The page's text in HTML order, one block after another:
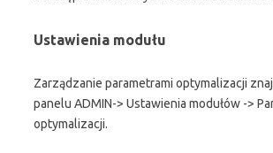
Ustawienia modułu
Zarządzanie parametrami optymalizacji
panelu ADMIN-> Ustawienia modułów ->
optymalizacji.